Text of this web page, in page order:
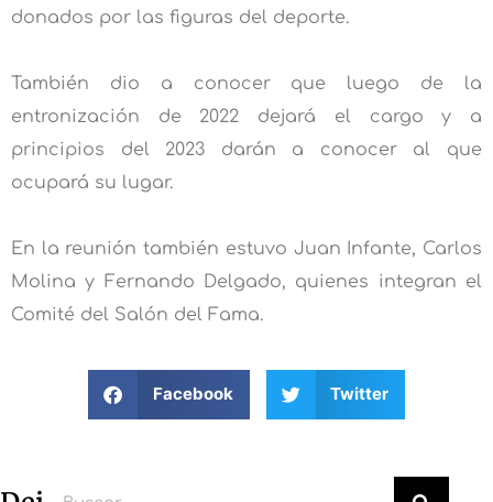
donados por las figuras del deporte.
También dio a conocer que luego de la
entronización de 2022 dejará el cargo y a
principios del 2023 darán a conocer al que
ocupará su lugar.
En la reunión también estuvo Juan Infante, Carlos
Molina y Fernando Delgado, quienes integran el
Comité del Salón del Fama.
Facebook Twitter